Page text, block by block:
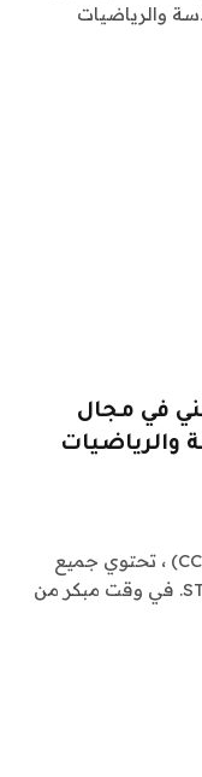
والرياضيات
في مجال
والرياضيات
في مدارس مقاطعة شارلوت العامة (CCPS) ، تحتوي جميع
مدارسنا الابتدائية العشر على مختبر STEM. في وقت مبكر من